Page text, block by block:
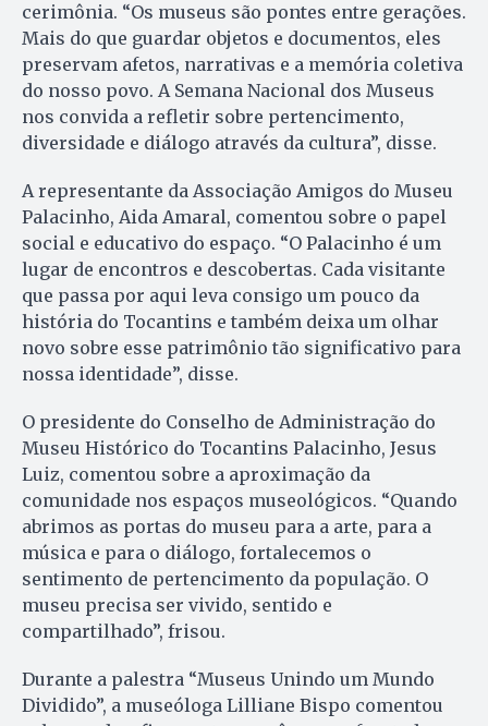
cerimônia. “Os museus são pontes entre gerações.
Mais do que guardar objetos e documentos, eles
preservam afetos, narrativas e a memória coletiva
do nosso povo. A Semana Nacional dos Museus
nos convida a refletir sobre pertencimento,
diversidade e diálogo através da cultura”, disse.
A representante da Associação Amigos do Museu
Palacinho, Aida Amaral, comentou sobre o papel
social e educativo do espaço. “O Palacinho é um
lugar de encontros e descobertas. Cada visitante
que passa por aqui leva consigo um pouco da
história do Tocantins e também deixa um olhar
novo sobre esse patrimônio tão significativo para
nossa identidade”, disse.
O presidente do Conselho de Administração do
Museu Histórico do Tocantins Palacinho, Jesus
Luiz, comentou sobre a aproximação da
comunidade nos espaços museológicos. “Quando
abrimos as portas do museu para a arte, para a
música e para o diálogo, fortalecemos o
sentimento de pertencimento da população. O
museu precisa ser vivido, sentido e
compartilhado”, frisou.
Durante a palestra “Museus Unindo um Mundo
Dividido”, a museóloga Lilliane Bispo comentou